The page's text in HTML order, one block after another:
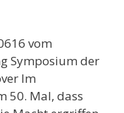
vom
Symposium der
Im
50. Mal, dass